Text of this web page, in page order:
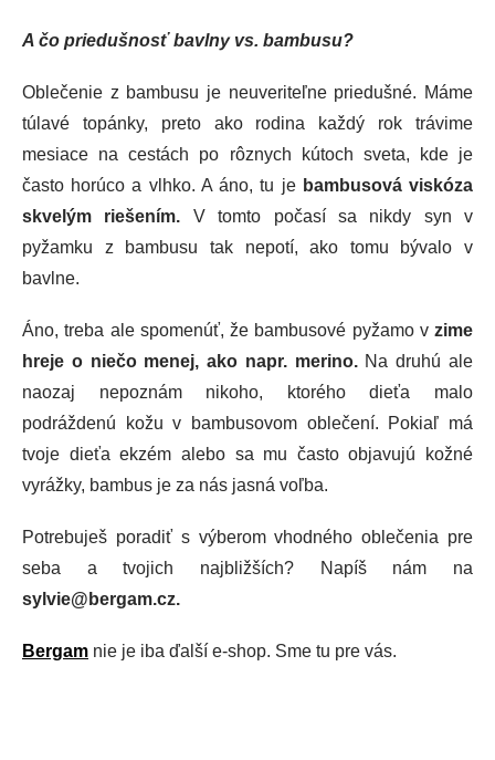
A čo priedušnosť bavlny vs. bambusu?
Oblečenie z bambusu je neuveriteľne priedušné. Máme
túlavé topánky, preto ako rodina každý rok trávime
mesiace na cestách po rôznych kútoch sveta, kde je
často horúco a vlhko. A áno, tu je bambusová viskóza
skvelým riešením. V tomto počasí sa nikdy syn v
pyžamku z bambusu tak nepotí, ako tomu bývalo v
bavlne.
Áno, treba ale spomenúť, že bambusové pyžamo vzime
hreje o niečo menej, ako napr. merino.Na druhú ale
naozaj nepoznám nikoho, ktorého dieťa malo
podráždenú kožu v bambusovom oblečení. Pokiaľ má
tvoje dieťa ekzém alebo sa mu často objavujú kožné
vyrážky, bambus je za nás jasná voľba.
Potrebuješ poradiť s výberom vhodného oblečenia pre
seba a tvojich najbližších? Napíš nám na
sylvie@bergam.cz.
Bergam nie je iba ďalší e-shop. Sme tu pre vás.